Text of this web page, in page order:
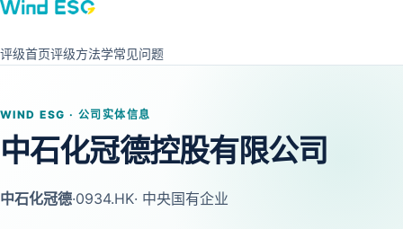
评级首页评级方法学常见问题
WIND ESG · 公司实体信息
中石化冠德控股有限公司
中石化冠德·0934.HK· 中央国有企业